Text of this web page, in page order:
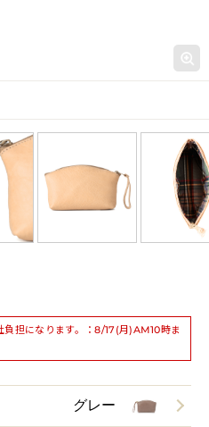
担になります。：8/17(月)AM10時ま
グレー